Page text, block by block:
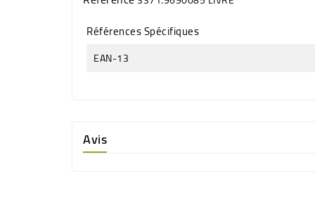
Références Spécifiques
EAN-13
Avis